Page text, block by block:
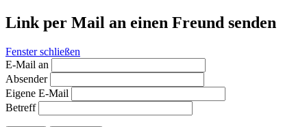
Link per Mail an einen Freund senden
Fenster schließen
E-Mail an
Absender
Eigene E-Mail
Betreff